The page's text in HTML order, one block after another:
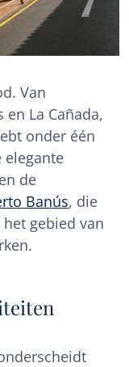
Van
La Cañada,
onder één
elegante
de
Banús, die
gebied van